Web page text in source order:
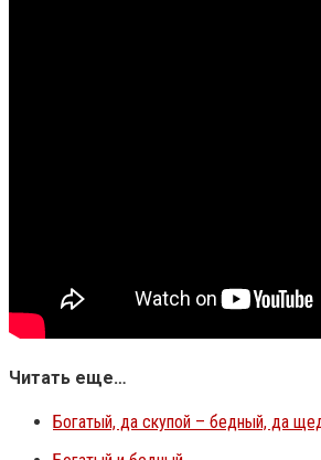
Читать еще…
Богатый, да скупой – бедный, да